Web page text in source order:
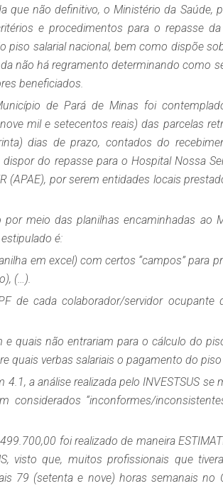
que não definitivo, o Ministério da Saúde,
e procedimentos para o repasse da
salarial nacional, bem como dispõe
não há regramento determinando como
beneficiados.
de Pará de Minas foi
mil e setecentos reais) das parcelas
dias de prazo, contados do
do repasse para o Hospital Nossa
(APAE), por serem entidades locais
meio das planilhas encaminhadas ao
é:
em excel) com certos “campos” para
(…).
de cada colaborador/servidor ocupante
quais não entrariam para o cálculo do
quais verbas salariais o pagamento do
a análise realizada pelo INVESTSUS
“inconformes/
foi realizado de maneira
visto que, muitos profissionais que
79 (setenta e nove) horas semanais no